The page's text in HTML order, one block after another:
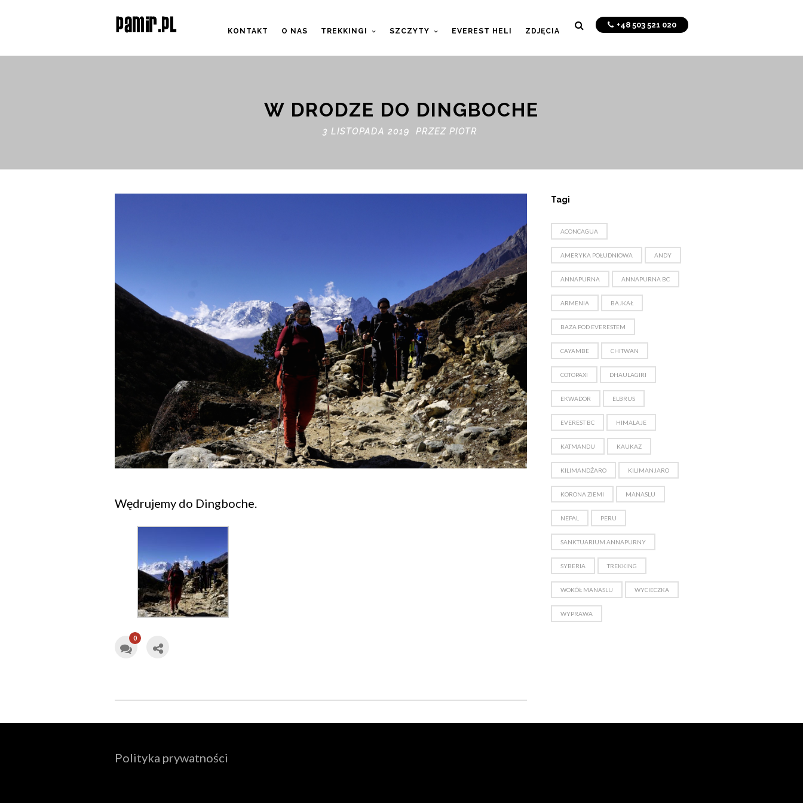
+48 503 521 020
KONTAKT O NAS TREKKINGI SZCZYTY EVEREST HELI ZDJĘCIA
W DRODZE DO DINGBOCHE
3 LISTOPADA 2019 PRZEZ PIOTR
Wędrujemy do Dingboche.
0
Tagi
ACONCAGUA
AMERYKA POŁUDNIOWA ANDY
ANNAPURNA ANNAPURNA BC
ARMENIA BAJKAŁ
BAZA POD EVERESTEM
CAYAMBE CHITWAN
COTOPAXI DHAULAGIRI
EKWADOR ELBRUS
EVEREST BC HIMALAJE
KATMANDU KAUKAZ
KILIMANDŻARO KILIMANJARO
KORONA ZIEMI MANASLU
NEPAL PERU
SANKTUARIUM ANNAPURNY
SYBERIA TREKKING
WOKÓŁ MANASLU WYCIECZKA
WYPRAWA
Polityka prywatności